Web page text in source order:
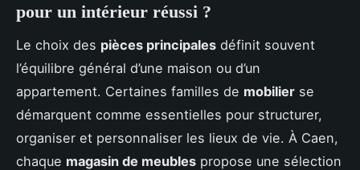
pour un intérieur réussi ?
Le choix des pièces principales définit souvent
l’équilibre général d’une maison ou d’un
appartement. Certaines familles de mobilier se
démarquent comme essentielles pour structurer,
organiser et personnaliser les lieux de vie. À Caen,
chaque magasin de meubles propose une sélection